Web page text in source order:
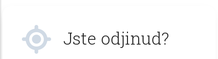
Jste odjinud?